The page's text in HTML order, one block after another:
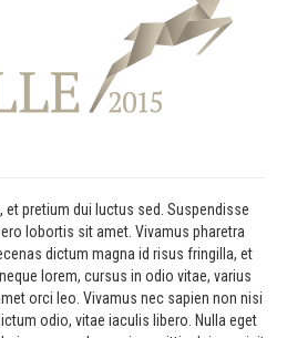
pretium dui luctus sed. Suspendisse
lobortis sit amet. Vivamus pharetra
dictum magna id risus fringilla, et
lorem, cursus in odio vitae, varius
orci leo. Vivamus nec sapien non nisi
odio, vitae iaculis libero. Nulla eget